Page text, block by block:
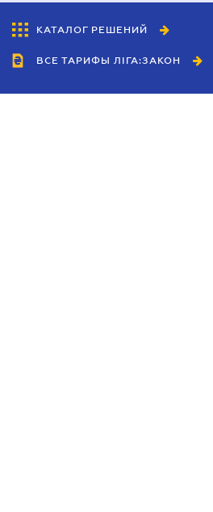
КАТАЛОГ РЕШЕНИЙ
ВСЕ ТАРИФЫ ЛІГА:ЗАКОН